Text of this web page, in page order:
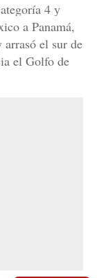
4 y
a Panamá,
el sur de
el Golfo de